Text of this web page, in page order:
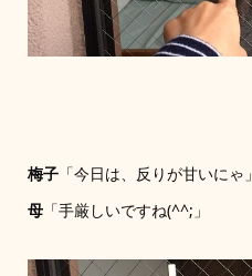
梅子「今日は、反りが甘いにゃ」
母「手厳しいですね(^^;」